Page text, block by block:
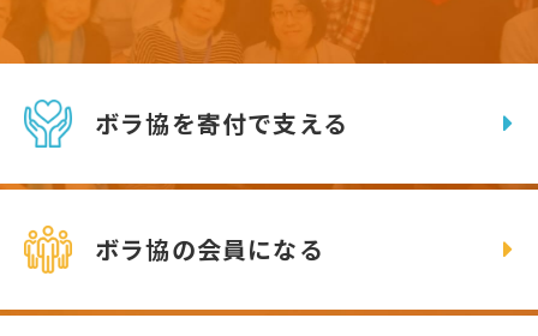
ボラ協を寄付で支える
ボラ協の会員になる